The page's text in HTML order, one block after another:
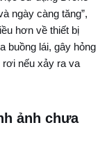
ngày càng tăng”,
hơn về thiết bị
buồng lái, gây hỏng
nếu xảy ra va
ảnh chưa